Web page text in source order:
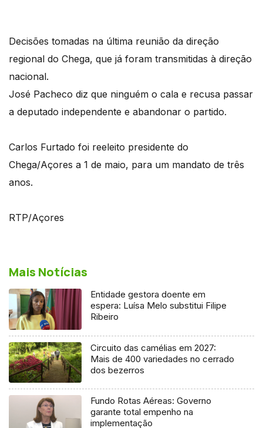
Decisões tomadas na última reunião da direção
regional do Chega, que já foram transmitidas à direção
nacional.
José Pacheco diz que ninguém o cala e recusa passar
a deputado independente e abandonar o partido.
Carlos Furtado foi reeleito presidente do
Chega/Açores a 1 de maio, para um mandato de três
anos.
RTP/Açores
Mais Notícias
Entidade gestora doente em
espera: Luísa Melo substitui Filipe
Ribeiro
Circuito das camélias em 2027:
Mais de 400 variedades no cerrado
dos bezerros
Fundo Rotas Aéreas: Governo
garante total empenho na
implementação